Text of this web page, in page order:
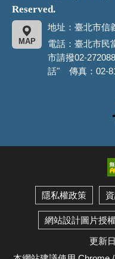
Reserved.
地址：臺北市信
MAP
電話：臺北市民
市請撥02-
話" 傳真：02-
隱私權政策
網站設計圖片授
更新